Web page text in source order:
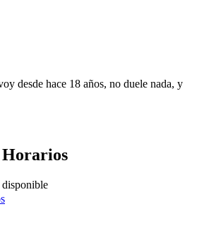
desde hace 18 años, no duele nada, y
Horarios